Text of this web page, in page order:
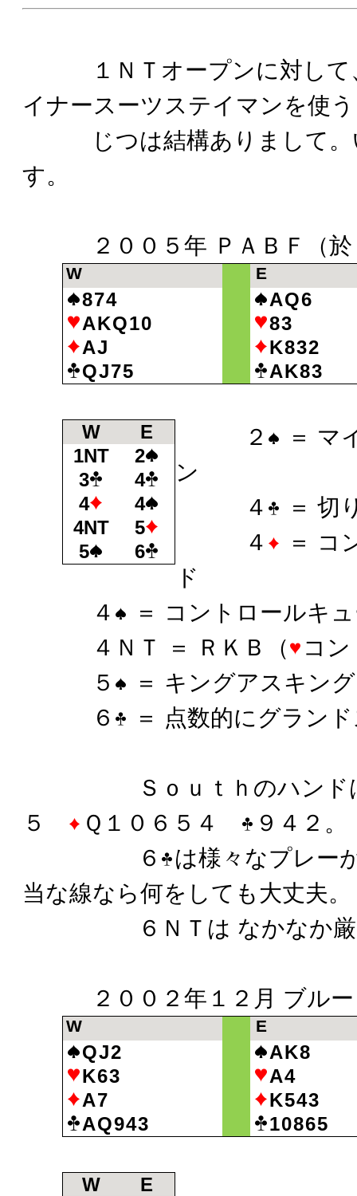
１ＮＴオープンに対して
イナースーツステイマンを使
じつは結構ありまして。
す。
２００５年 ＰＡＢＦ（於
W
874
AKQ10
AJ
QJ75
E
AQ6
83
K832
AK83
W
E
1NT
2
3
4
4
4
4NT
5
5
6
２
＝ マ
ン
４
＝ 切
４
＝ コ
ド
４
＝ コントロールキ
４ＮＴ ＝ ＲＫＢ（
コ
５
＝ キングアスキン
６
＝ 点数的にグラン
Ｓｏｕｔｈのハンド
５
Ｑ１０６５４
９４２。
６
は様々なプレー
当な線なら何をしても大丈夫。
６ＮＴは なかなか厳
２００２年１２月 ブルー
W
QJ2
K63
A7
AQ943
E
AK8
A4
K543
10865
W
E